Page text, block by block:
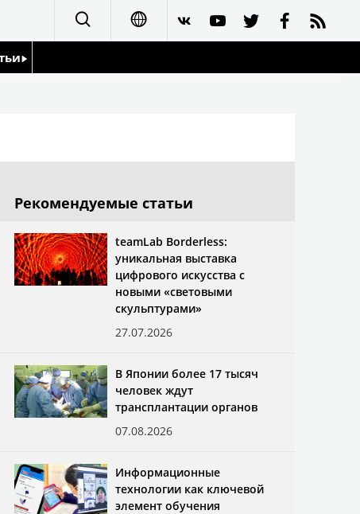
Español
العربية
Рекомендуемые статьи
teamLab Borderless:
уникальная выставка
цифрового искусства с
новыми «световыми
скульптурами»
27.07.2026
В Японии более 17 тысяч
человек ждут
трансплантации органов
07.08.2026
Информационные
технологии как ключевой
элемент обучения